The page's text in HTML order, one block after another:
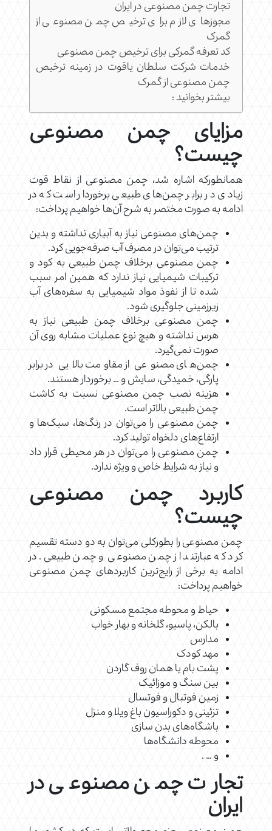
تجارت چمن مصنوعی در ایران
مجوزهای لازم برای ترخیص چمن مصنوعی از
گمرک
کد تعرفه گمرکی برای ترخیص چمن مصنوعی
خدمات شرکت سلطان یاقوت در زمینه ترخیص
چمن مصنوعی از گمرک
بیشتر بخوانید :
مزایای چمن مصنوعی
چیست؟
همانطورکه اشاره شد، چمن مصنوعی از نقاط قوت
زیادی در برابر چمن‌های طبیعی برخوردار است که در
ادامه به صورت مختصر به شرح آن‌ها خواهیم پرداخت:
چمن‌های مصنوعی نیاز به آبیاری نداشته و بدین
ترتیب می‌توان در مصرف آب صرفه‌جویی کرد.
چمن مصنوعی برخلاف چمن‌ طبیعی به کود و
ترکیبات شیمیایی نیاز ندارد که همین امر سبب
شده تا از نفوذ مواد شیمیایی به سفره‌های آب
زیرزمینی جلوگیری شود.
چمن مصنوعی برخلاف چمن طبیعی نیاز به
هرس نداشته و هیچ نوع عملیات مشابه روی آن
صورت نمی‌گیرد.
چمن‌های مصنوعی از مقاومت بالایی در برابر
پارگی، خمیدگی، سایش و … برخوردار هستند.
هزینه نصب چمن مصنوعی نسبت به کاشت
چمن طبیعی بالاتر است.
چمن مصنوعی را می‌توان در رنگ‌ها، سبک‌ها و
ارتفاع‌های دلخواه تولید کرد.
چمن مصنوعی را می‌توان در هر محیطی قرار داد
و نیاز به شرایط خاص و ویژه ندارد.
کاربرد چمن مصنوعی
چیست؟
چمن‌ مصنوعی را بطورکلی می‌توان به دو دسته تقسیم
کرد که عبارتند از چمن مصنوعی و چمن طبیعی. در
ادامه به برخی از رایج‌ترین کاربردهای چمن مصنوعی
خواهیم پرداخت:
حیاط و محوطه مجتمع مسکونی
بالکن، پاسیو، گلخانه و بهار خواب
مدارس
مهد کودک
پشت بام یا همان روف گاردن
بین سنگ و موزائیک
زمین فوتبال و فوتسال
تزئینی و دکوراسیون باغ ویلا و منزل
باشگاه‌های بدن سازی
محوطه دانشگاه‌ها
و … .
تجارت چمن مصنوعی در
ایران